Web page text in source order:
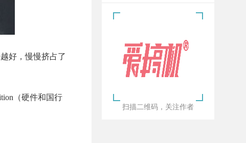
好，慢慢挤占了
（硬件和国行
扫描二维码，关注作者